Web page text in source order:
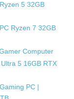
5 32GB
Ryzen 7 32GB
Computer
5 16GB RTX
PC |